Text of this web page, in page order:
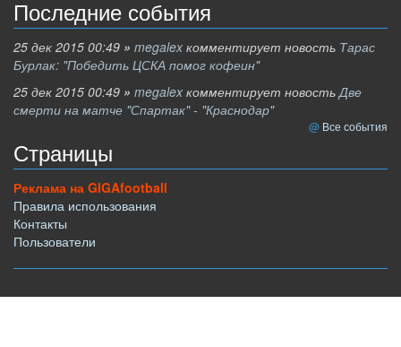
Последние события
25 дек 2015 00:49 » megalex комментирует новость Тарас
Бурлак: "Победить ЦСКА помог кофеин"
25 дек 2015 00:49 » megalex комментирует новостьДве
смерти на матче "Спартак" - "Краснодар"
Все события
Страницы
Реклама на GIGAfootball
Правила использования
Контакты
Пользователи